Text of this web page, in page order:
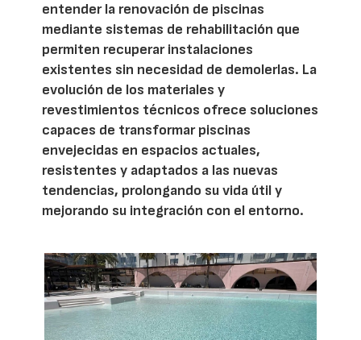
entender la renovación de piscinas
mediante sistemas de rehabilitación que
permiten recuperar instalaciones
existentes sin necesidad de demolerlas. La
evolución de los materiales y
revestimientos técnicos ofrece soluciones
capaces de transformar piscinas
envejecidas en espacios actuales,
resistentes y adaptados a las nuevas
tendencias, prolongando su vida útil y
mejorando su integración con el entorno.